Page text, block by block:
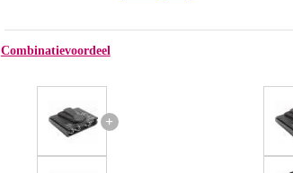
Combinatievoordeel
+